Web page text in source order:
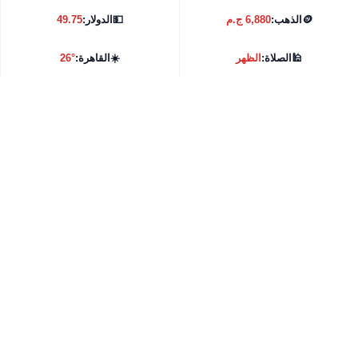
🪙 الذهب:6,880 ج.م 💵الدولار:49.75
🕌الصلاة:الظهر ☀️القاهرة:26°